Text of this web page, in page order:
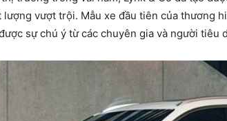
lượng vượt trội. Mẫu xe đầu tiên của thương
sự chú ý từ các chuyên gia và người tiêu